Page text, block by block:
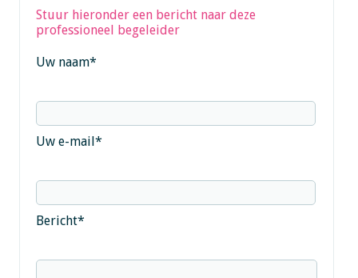
Stuur hieronder een bericht naar deze
professioneel begeleider
Uw naam*
Uw e-mail*
Bericht*